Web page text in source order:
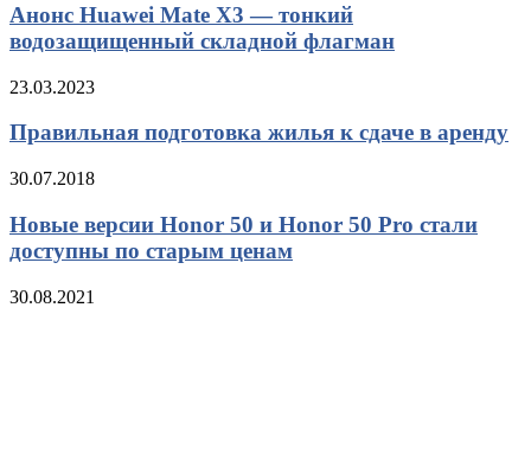
Анонс Huawei Mate X3 — тонкий
водозащищенный складной флагман
23.03.2023
Правильная подготовка жилья к сдаче в аренду
30.07.2018
Новые версии Honor 50 и Honor 50 Pro стали
доступны по старым ценам
30.08.2021